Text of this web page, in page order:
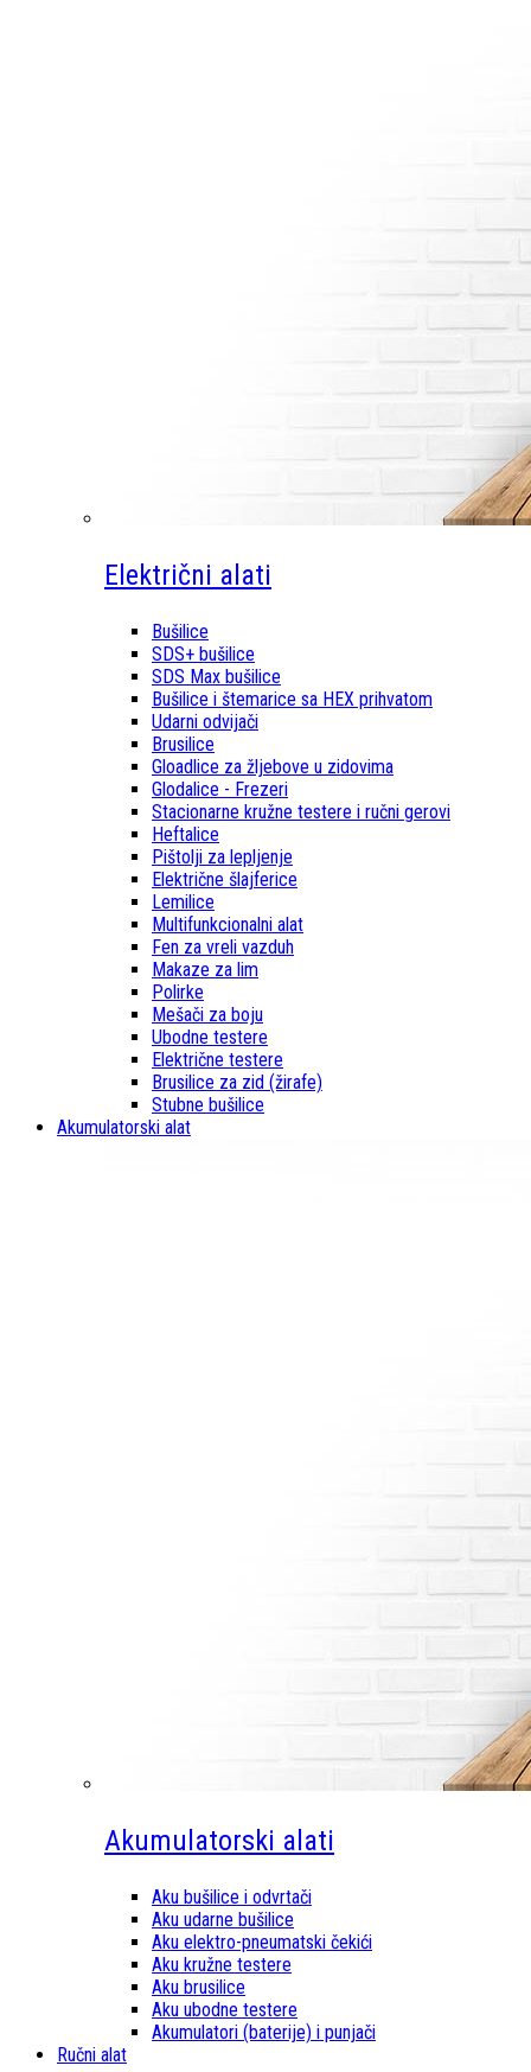
Električni alati
Bušilice
SDS+ bušilice
SDS Max bušilice
Bušilice i štemarice sa HEX prihvatom
Udarni odvijači
Brusilice
Gloadlice za žljebove u zidovima
Glodalice - Frezeri
Stacionarne kružne testere i ručni gerovi
Heftalice
Pištolji za lepljenje
Električne šlajferice
Lemilice
Multifunkcionalni alat
Fen za vreli vazduh
Makaze za lim
Polirke
Mešači za boju
Ubodne testere
Električne testere
Brusilice za zid (žirafe)
Stubne bušilice
Akumulatorski alat
Akumulatorski alati
Aku bušilice i odvrtači
Aku udarne bušilice
Aku elektro-pneumatski čekići
Aku kružne testere
Aku brusilice
Aku ubodne testere
Akumulatori (baterije) i punjači
Ručni alat